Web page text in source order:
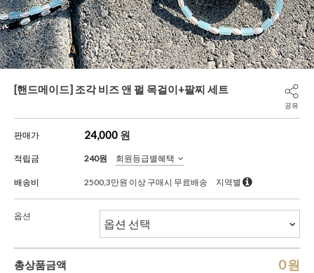
[핸드메이드] 조각 비즈 앤 펄 목걸이+팔찌 세트
공유
판매가 24,000 원
적립금 240원 회원등급별혜택
배송비 2500,3만원 이상 구매시 무료배송 지역별
옵션
총상품금액 0원